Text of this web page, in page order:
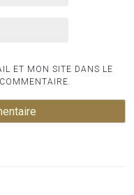
ET MON SITE DANS LE